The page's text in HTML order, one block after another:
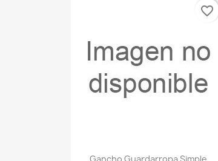
Vista rápida
favorite_border